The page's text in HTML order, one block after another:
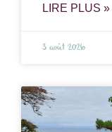
LIRE PLUS »
3 août 2026